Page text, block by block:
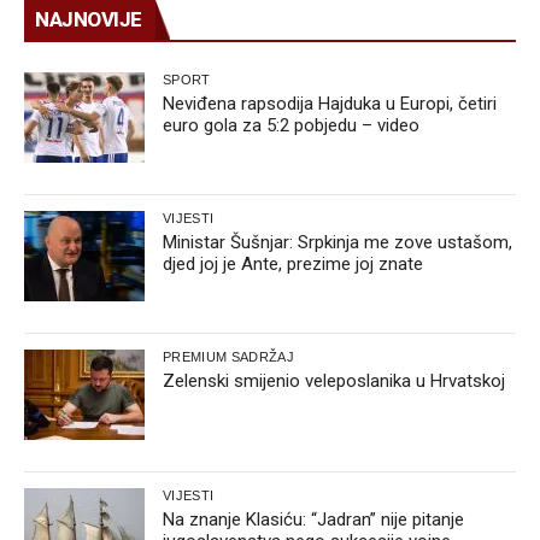
NAJNOVIJE
SPORT
Neviđena rapsodija Hajduka u Europi, četiri
euro gola za 5:2 pobjedu – video
VIJESTI
Ministar Šušnjar: Srpkinja me zove ustašom,
djed joj je Ante, prezime joj znate
PREMIUM SADRŽAJ
Zelenski smijenio veleposlanika u Hrvatskoj
VIJESTI
Na znanje Klasiću: “Jadran” nije pitanje